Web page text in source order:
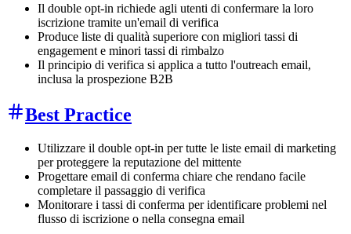
Il double opt-in richiede agli utenti di confermare la loro
iscrizione tramite un'email di verifica
Produce liste di qualità superiore con migliori tassi di
engagement e minori tassi di rimbalzo
Il principio di verifica si applica a tutto l'outreach email,
inclusa la prospezione B2B
Best Practice
Utilizzare il double opt-in per tutte le liste email di marketing
per proteggere la reputazione del mittente
Progettare email di conferma chiare che rendano facile
completare il passaggio di verifica
Monitorare i tassi di conferma per identificare problemi nel
flusso di iscrizione o nella consegna email